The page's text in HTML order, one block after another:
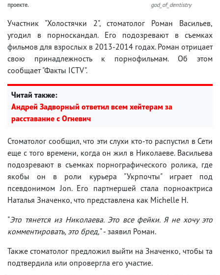
проекте.
god_of_dentistry
Участник "Холостячки 2", стоматолог Роман Васильев,
угодил в порноскандал. Его подозревают в съемках
фильмов для взрослых в 2013-2014 годах. Роман отрицает
свою принадлежность к порнофильмам. Об этом
сообщает "Факты ICTV".
Читай также:
Андрей Задворный ответил всем хейтерам за
расставание с Огневич
Стоматолог сообщил, что эти слухи кто-то распустил в Сети
еще с того времени, когда он жил в Николаеве. Васильева
подозревают в съемках порнографического ролика, где
якобы он в роли курьера "Укрпочты" играет под
псевдонимом Jon. Его партнершей стала порноактриса
Наталья Значенко, что представлена как Michelle H.
"Это тянется из Николаева. Это все фейки. Я не хочу это
комментировать, это бред," - заявил Роман.
Также стоматолог предложил выйти на Значенко, чтобы та
подтвердила или опровергла его участие.